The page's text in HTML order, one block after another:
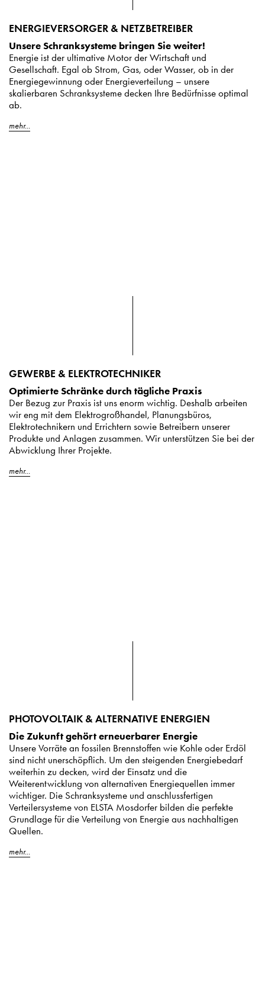
ENERGIEVERSORGER & NETZBETREIBER
Unsere Schranksysteme bringen Sie weiter!
Energie ist der ultimative Motor der Wirtschaft und
Gesellschaft. Egal ob Strom, Gas, oder Wasser, ob in der
Energiegewinnung oder Energieverteilung – unsere
skalierbaren Schranksysteme decken Ihre Bedürfnisse optimal
ab.
mehr...
GEWERBE & ELEKTROTECHNIKER
Optimierte Schränke durch tägliche Praxis
Der Bezug zur Praxis ist uns enorm wichtig. Deshalb arbeiten
wir eng mit dem Elektrogroßhandel, Planungsbüros,
Elektrotechnikern und Errichtern sowie Betreibern unserer
Produkte und Anlagen zusammen. Wir unterstützen Sie bei der
Abwicklung Ihrer Projekte.
mehr...
PHOTOVOLTAIK & ALTERNATIVE ENERGIEN
Die Zukunft gehört erneuerbarer Energie
Unsere Vorräte an fossilen Brennstoffen wie Kohle oder Erdöl
sind nicht unerschöpflich. Um den steigenden Energiebedarf
weiterhin zu decken, wird der Einsatz und die
Weiterentwicklung von alternativen Energiequellen immer
wichtiger. Die Schranksysteme und anschlussfertigen
Verteilersysteme von ELSTA Mosdorfer bilden die perfekte
Grundlage für die Verteilung von Energie aus nachhaltigen
Quellen.
mehr...